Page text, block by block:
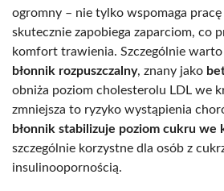
ogromny – nie tylko wspomaga
skutecznie zapobiega zaparciom, co
komfort trawienia. Szczególnie
błonnik rozpuszczalny, znany jako
obniża poziom cholesterolu LDL we
zmniejsza to ryzyko wystąpienia
błonnik stabilizuje poziom cukru we
szczególnie korzystne dla osób z
insulinoopornością.